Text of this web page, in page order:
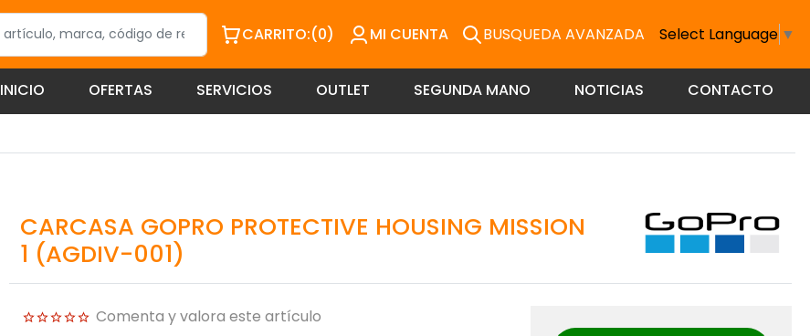
CARRITO:(0) MI CUENTA BUSQUEDA AVANZADA Select Language ▼
INICIO OFERTAS SERVICIOS OUTLET SEGUNDA MANO NOTICIAS CONTACTO
CARCASA GOPRO PROTECTIVE HOUSING MISSION
1 (AGDIV-001)
Comenta y valora este artículo